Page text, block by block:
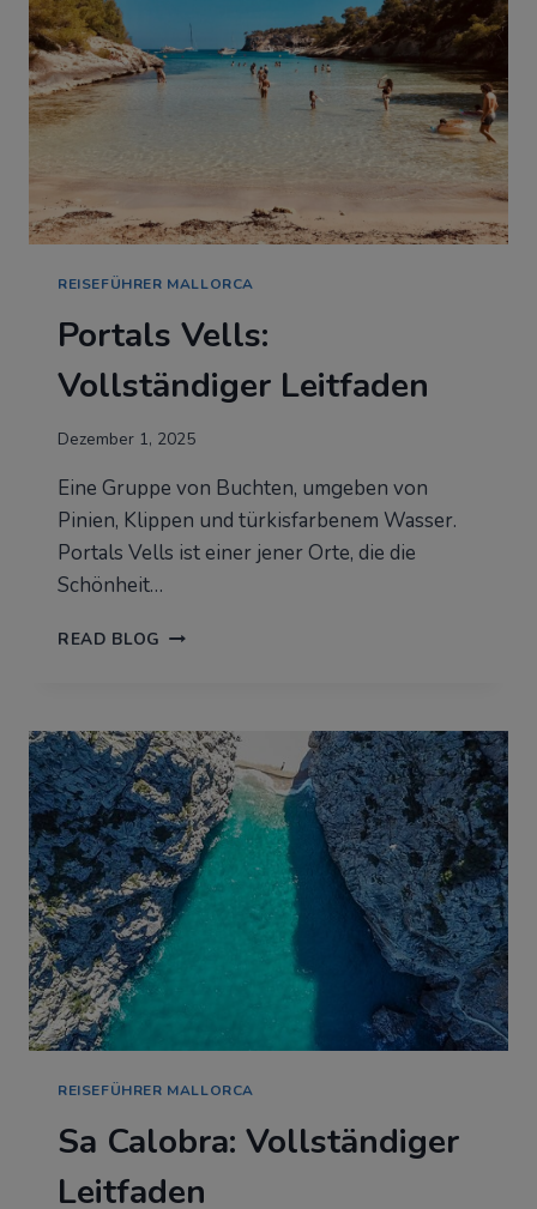
REISEFÜHRER MALLORCA
Portals Vells:
Vollständiger Leitfaden
Dezember 1, 2025
Eine Gruppe von Buchten, umgeben von
Pinien, Klippen und türkisfarbenem Wasser.
Portals Vells ist einer jener Orte, die die
Schönheit…
READ BLOG PORTALS
REISEFÜHRER MALLORCA
Sa Calobra: Vollständiger
Leitfaden